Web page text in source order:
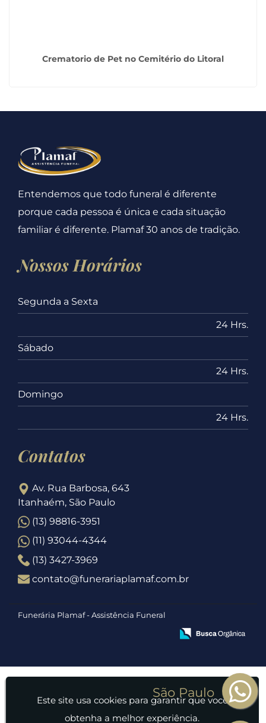
Crematorio de Pet no Cemitério do Litoral
Entendemos que todo funeral é diferente
porque cada pessoa é única e cada situação
familiar é diferente. Plamaf 30 anos de tradição.
Nossos Horários
Segunda a Sexta
24 Hrs.
Sábado
24 Hrs.
Domingo
24 Hrs.
Contatos
Av. Rua Barbosa, 643
Itanhaém, São Paulo
(13) 98816-3951
(11) 93044-4344
(13) 3427-3969
contato@funerariaplamaf.com.br
Funerária Plamaf - Assistência Funeral
Este site usa cookies para garantir que você
obtenha a melhor experiência.